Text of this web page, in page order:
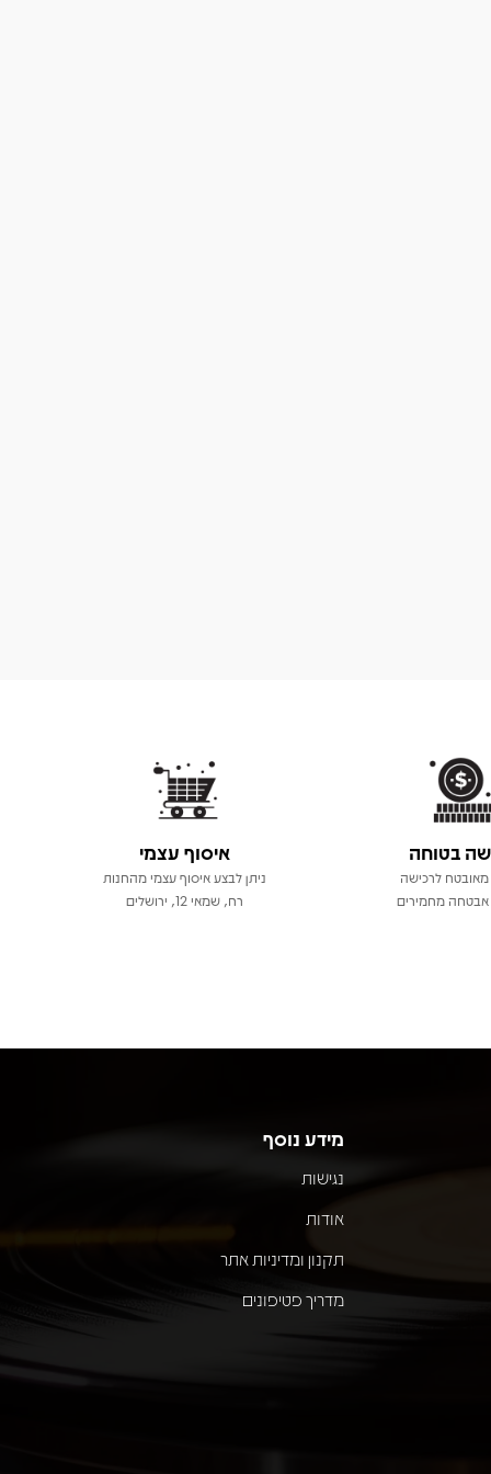
בטוחה
לרכישה
אבטחה מחמירים
איסוף עצמי
ניתן לבצע איסוף עצמי מהחנות
רח, שמאי 12, ירושלים
מידע נוסף
נגישות
אודות
תקנון ומדיניות אתר
מדריך פטיפונים